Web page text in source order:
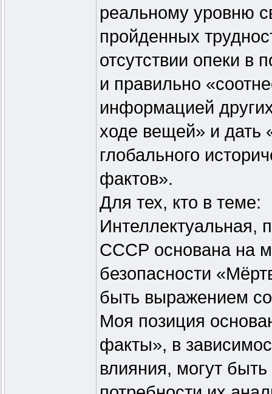
реальному уровню
пройденных
отсутствии опеки в
и правильно
информацией
ходе вещей» и дать
глобального
фактов».
Для тех, кто в теме:
Интеллектуальная,
СССР основана на
безопасности
быть выражением
Моя позиция
факты», в
влияния, могут